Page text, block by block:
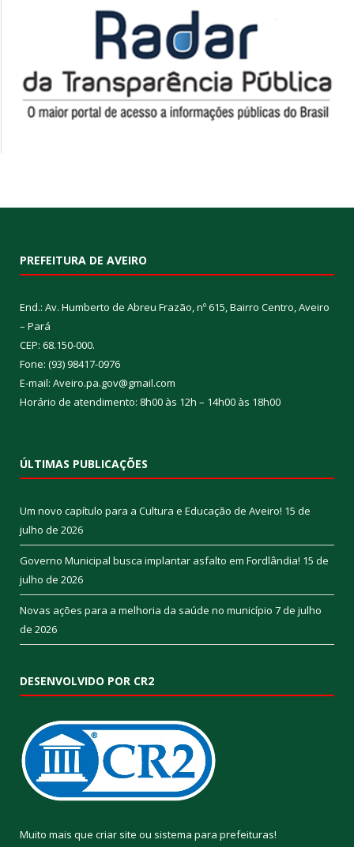
PREFEITURA DE AVEIRO
End.: Av. Humberto de Abreu Frazão, nº 615, Bairro Centro, Aveiro
– Pará
CEP: 68.150-000.
Fone: (93) 98417-0976
E-mail: Aveiro.pa.gov@gmail.com
Horário de atendimento: 8h00 às 12h – 14h00 às 18h00
ÚLTIMAS PUBLICAÇÕES
Um novo capítulo para a Cultura e Educação de Aveiro! 15 de
julho de 2026
Governo Municipal busca implantar asfalto em Fordlândia! 15 de
julho de 2026
Novas ações para a melhoria da saúde no município 7 de julho
de 2026
DESENVOLVIDO POR CR2
Muito mais que criar site ou sistema para prefeituras!